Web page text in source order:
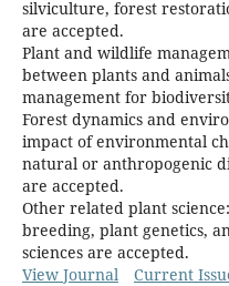
silviculture, forest
are accepted.
Plant and wildlife
between plants and
management for
Forest dynamics and
impact of environmental
natural or anthropogenic
are accepted.
Other related plant
breeding, plant genetics,
sciences are accepted.
View Journal
Current